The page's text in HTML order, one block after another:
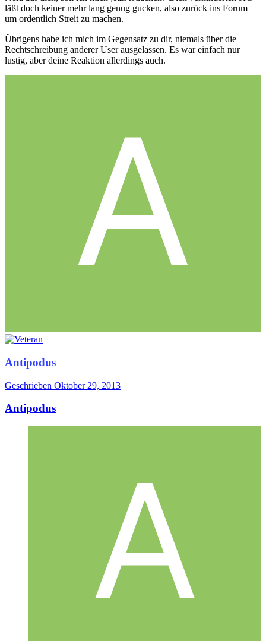
läßt doch keiner mehr lang genug gucken, also zurück ins Forum
um ordentlich Streit zu machen.
Übrigens habe ich mich im Gegensatz zu dir, niemals über die
Rechtschreibung anderer User ausgelassen. Es war einfach nur
lustig, aber deine Reaktion allerdings auch.
Antipodus
Geschrieben Oktober 29, 2013
Antipodus